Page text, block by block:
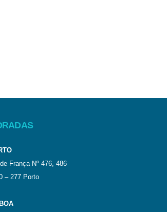
França Nº 476, 486
– 277 Porto